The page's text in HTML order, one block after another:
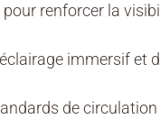
renforcer la
immersif
de circulation